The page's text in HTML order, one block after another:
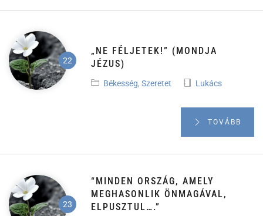
„NE FÉLJETEK!” (MONDJA
JÉZUS)
Békesség, Szeretet Lukács
TOVÁBB
“MINDEN ORSZÁG, AMELY
MEGHASONLIK ÖNMAGÁVAL,
ELPUSZTUL….”